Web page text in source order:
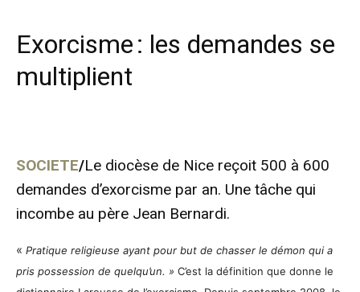
Exorcisme : les demandes se
multiplient
SOCIETE/Le diocèse de Nice reçoit 500 à 600
demandes d’exorcisme par an. Une tâche qui
incombe au père Jean Bernardi.
« Pratique religieuse ayant pour but de chasser le démon qui a
pris possession de quelqu’un. » C’est la définition que donne le